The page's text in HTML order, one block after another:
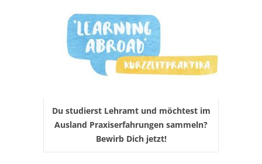
Du studierst Lehramt und möchtest im
Ausland Praxiserfahrungen sammeln?
Bewirb Dich jetzt!